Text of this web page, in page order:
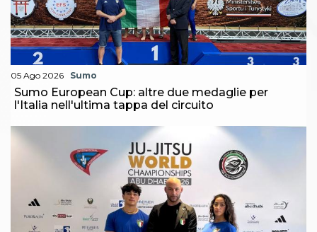
05 Ago 2026 Sumo
Sumo European Cup: altre due medaglie per
l'Italia nell'ultima tappa del circuito